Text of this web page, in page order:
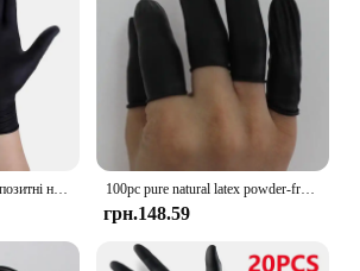
100pc pure natural latex powder-free finger cot Anti static cleanroom Black Protective Fingertip watch jewellery work gloves
грн.148.59